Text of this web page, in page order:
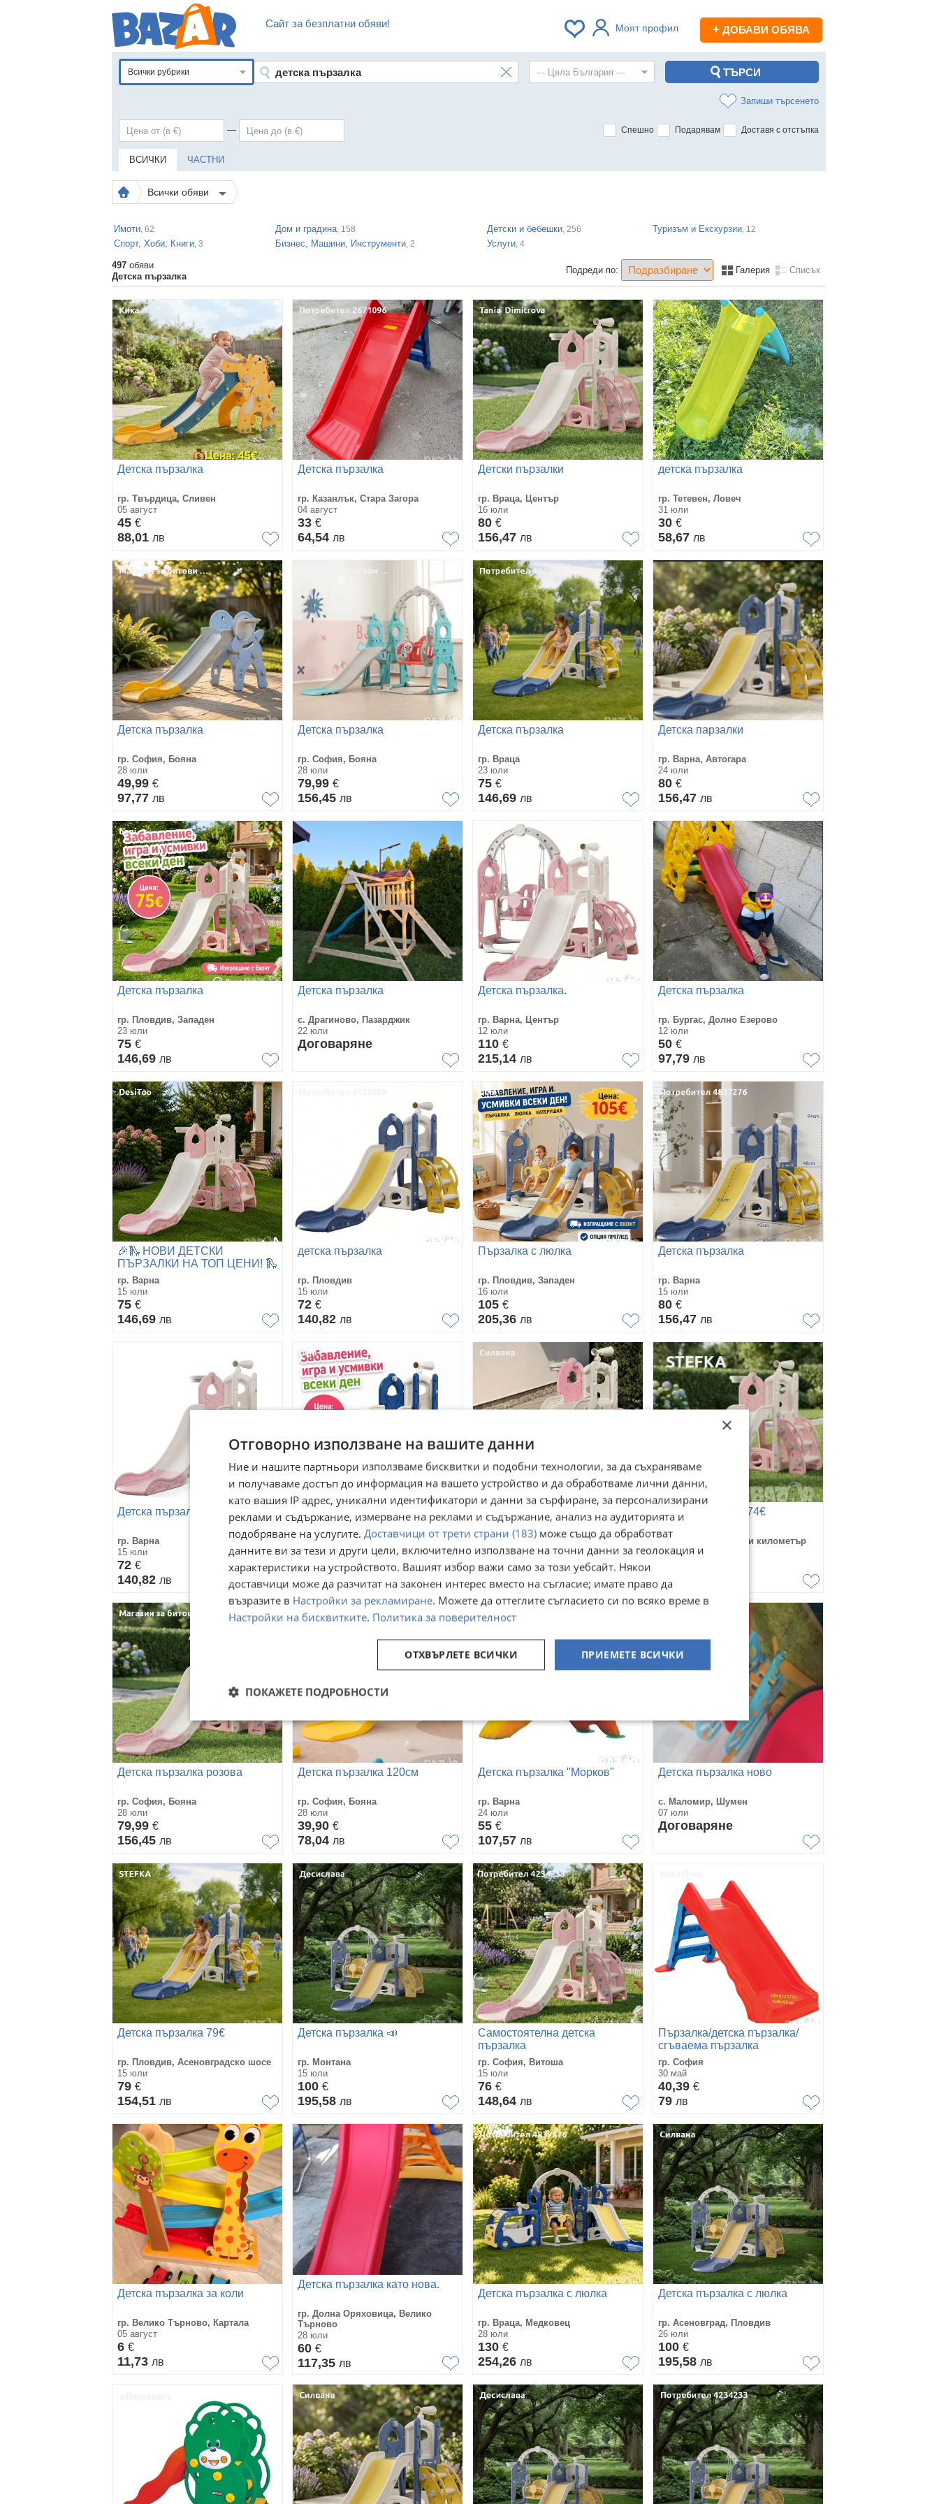
Сайт за безплатни обяви! Моят профил + ДОБАВИ ОБЯВА
Всички рубрики
Запиши търсенето
— Спешно Подарявам Доставя с отстъпка
ВСИЧКИ ЧАСТНИ
Всички обяви
Имоти, 62
Спорт, Хоби, Книги, 3
Дом и градина, 158
Бизнес, Машини, Инструменти, 2
Детски и бебешки, 256
Услуги, 4
Туризъм и Екскурзии, 12
497 обяви
Детска пързалка
Подреди по: Галерия Списък
Детска пързалка
гр. Твърдица, Сливен
05 август
45 €
88,01 лв
Детска пързалка
гр. Казанлък, Стара Загора
04 август
33 €
64,54 лв
Детски пързалки
гр. Враца, Център
16 юли
80 €
156,47 лв
детска пързалка
гр. Тетевен, Ловеч
31 юли
30 €
58,67 лв
Детска пързалка
гр. София, Бояна
28 юли
49,99 €
97,77 лв
Детска пързалка
гр. София, Бояна
28 юли
79,99 €
156,45 лв
Детска пързалка
гр. Враца
23 юли
75 €
146,69 лв
Детска парзалки
гр. Варна, Автогара
24 юли
80 €
156,47 лв
Детска пързалка
гр. Пловдив, Западен
23 юли
75 €
146,69 лв
Детска пързалка
с. Драгиново, Пазарджик
22 юли
Договаряне
Детска пързалка.
гр. Варна, Център
12 юли
110 €
215,14 лв
Детска пързалка
гр. Бургас, Долно Езерово
12 юли
50 €
97,79 лв
🎉🛝 НОВИ ДЕТСКИ
ПЪРЗАЛКИ НА ТОП ЦЕНИ! 🛝
🎉
гр. Варна
15 юли
75 €
146,69 лв
детска пързалка
гр. Пловдив
15 юли
72 €
140,82 лв
Пързалка с люлка
гр. Пловдив, Западен
16 юли
105 €
205,36 лв
Детска пързалка
гр. Варна
15 юли
80 €
156,47 лв
Детска пързалка
гр. Варна
15 юли
72 €
140,82 лв
гр. Пловдив, Западен
16 юли
75€
146,69лв
пързалка
гр. Асеновград, Пловдив
вчера
72€
140,82лв
Детска пързалка 74€
гр. София, 7-ми 11-ти километър
29 юли
144,73
Детска пързалка розова
гр. София, Бояна
28 юли
79,99 €
156,45 лв
Детска пързалка 120см
гр. София, Бояна
28 юли
39,90 €
78,04 лв
Детска пързалка "Морков"
гр. Варна
24 юли
55 €
107,57 лв
Детска пързалка ново
с. Маломир, Шумен
07 юли
Договаряне
Детска пързалка 79€
гр. Пловдив, Асеновградско шосе
15 юли
79 €
154,51 лв
Детска пързалка 📣
гр. Монтана
15 юли
100 €
195,58 лв
Самостоятелна детска
пързалка
гр. София, Витоша
15 юли
76 €
148,64 лв
Пързалка/детска пързалка/
сгъваема пързалка
гр. София
30 май
40,39 €
79 лв
Детска пързалка за коли
гр. Велико Търново, Картала
05 август
6 €
11,73 лв
Детска пързалка като нова.
гр. Долна Оряховица, Велико
Търново
28 юли
60 €
117,35 лв
Детска пързалка с люлка
гр. Враца, Медковец
28 юли
130 €
254,26 лв
Детска пързалка с люлка
гр. Асеновград, Пловдив
26 юли
100 €
195,58 лв
×
Отговорно използване на вашите данни
Ние и нашите партньори използваме бисквитки и подобни технологии, за да съхраняваме
и получаваме достъп до информация на вашето устройство и да обработваме лични данни,
като вашия IP адрес, уникални идентификатори и данни за сърфиране, за персонализирани
реклами и съдържание, измерване на реклами и съдържание, анализ на аудиторията и
подобряване на услугите. Доставчици от трети страни (183) може също да обработват
данните ви за тези и други цели, включително използване на точни данни за геолокация и
характеристики на устройството. Вашият избор важи само за този уебсайт. Някои
доставчици може да разчитат на законен интерес вместо на съгласие; имате право да
възразите в Настройки за рекламиране. Можете да оттеглите съгласието си по всяко време в
Настройки на бисквитките. Политика за поверителност
ПРИЕМЕТЕ ВСИЧКИ
ОТХВЪРЛЕТЕ ВСИЧКИ
ПОКАЖЕТЕ ПОДРОБНОСТИ